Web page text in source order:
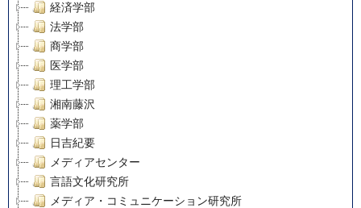
経済学部
法学部
商学部
医学部
理工学部
湘南藤沢
薬学部
日吉紀要
メディアセンター
言語文化研究所
メディア・コミュニケーション研究所